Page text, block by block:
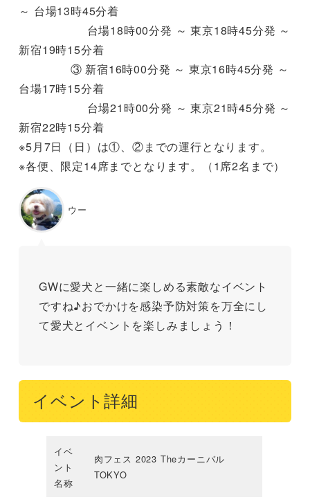
～ 台場13時45分着
台場18時00分発 ～ 東京18時45分発 ～
新宿19時15分着
③ 新宿16時00分発 ～ 東京16時45分発 ～
台場17時15分着
台場21時00分発 ～ 東京21時45分発 ～
新宿22時15分着
※5月7日（日）は①、②までの運行となります。
※各便、限定14席までとなります。（1席2名まで）
ウー
GWに愛犬と一緒に楽しめる素敵なイベント
ですね♪おでかけを感染予防対策を万全にし
て愛犬とイベントを楽しみましょう！
イベント詳細
イベ
ント
名称
肉フェス 2023 Theカーニバル
TOKYO